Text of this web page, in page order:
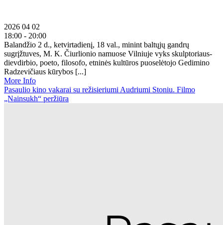
2026 04 02
18:00 - 20:00
Balandžio 2 d., ketvirtadienį, 18 val., minint baltųjų gandrų
sugrįžtuves, M. K. Čiurlionio namuose Vilniuje vyks skulptoriaus-
dievdirbio, poeto, filosofo, etninės kultūros puoselėtojo Gedimino
Radzevičiaus kūrybos [...]
More Info
Pasaulio kino vakarai su režisieriumi Audriumi Stoniu. Filmo
„Nainsukh“ peržiūra